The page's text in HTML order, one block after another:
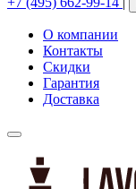
О компании
Контакты
Скидки
Гарантия
Доставка